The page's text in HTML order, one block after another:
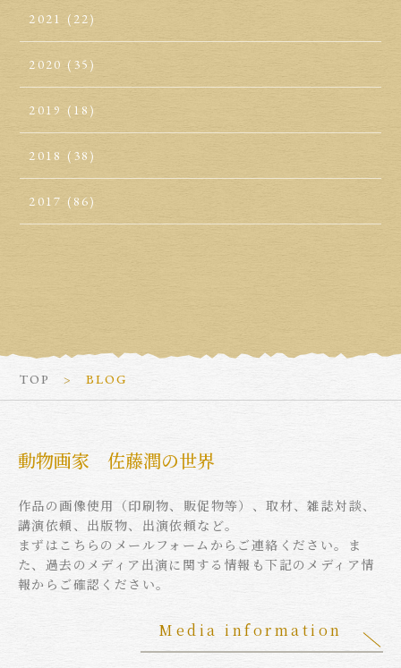
2021 (22)
2020 (35)
2019 (18)
2018 (38)
2017 (86)
TOP BLOG
動物画家 佐藤潤の世界
作品の画像使用（印刷物、販促物等）、取材、雑誌対談、
講演依頼、出版物、出演依頼など。
まずはこちらのメールフォームからご連絡ください。ま
た、過去のメディア出演に関する情報も下記のメディア情
報からご確認ください。
Media information